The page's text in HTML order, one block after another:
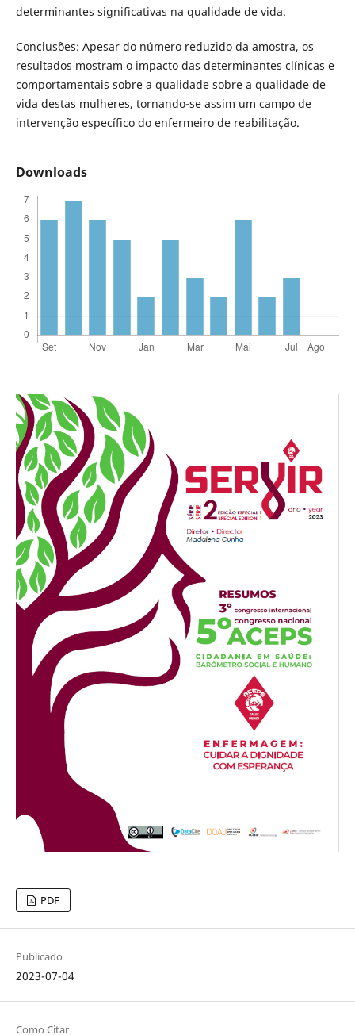
determinantes significativas na qualidade de vida.
Conclusões: Apesar do número reduzido da amostra, os
resultados mostram o impacto das determinantes clínicas e
comportamentais sobre a qualidade sobre a qualidade de
vida destas mulheres, tornando-se assim um campo de
intervenção específico do enfermeiro de reabilitação.
Downloads
PDF
Publicado
2023-07-04
Como Citar